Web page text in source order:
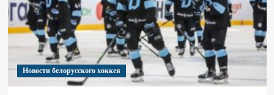
Новости белорусского хоккея